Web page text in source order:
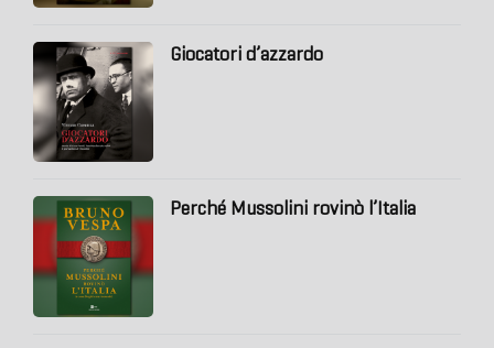
Giocatori d’azzardo
Perché Mussolini rovinò l’Italia